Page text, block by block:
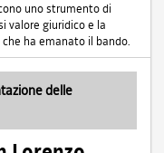
uno strumento di
valore giuridico e la
ha emanato il bando.
delle